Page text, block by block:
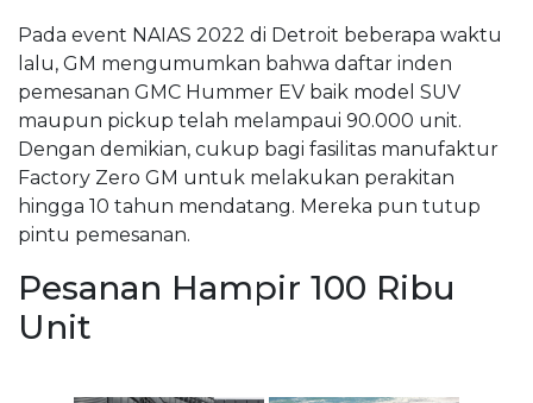
Pada event NAIAS 2022 di Detroit beberapa waktu
lalu, GM mengumumkan bahwa daftar inden
pemesanan GMC Hummer EV baik model SUV
maupun pickup telah melampaui 90.000 unit.
Dengan demikian, cukup bagi fasilitas manufaktur
Factory Zero GM untuk melakukan perakitan
hingga 10 tahun mendatang. Mereka pun tutup
pintu pemesanan.
Pesanan Hampir 100 Ribu
Unit